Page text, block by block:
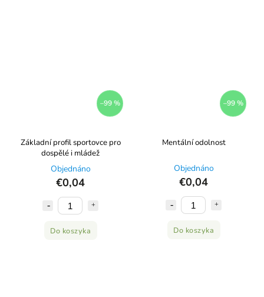
–99 %
Základní profil sportovce pro
dospělé i mládež
Objednáno
€0,04
Do koszyka
–99 %
Mentální odolnost
Objednáno
€0,04
Do koszyka